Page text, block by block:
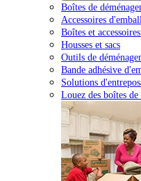
Boîtes de
Accessoires
Boîtes et
Housses et sacs
Outils de
Bande adhésive
Solutions
Louez des boîtes